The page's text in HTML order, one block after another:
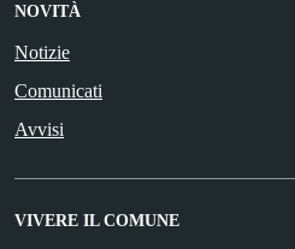
NOVITÀ
Notizie
Comunicati
Avvisi
VIVERE IL COMUNE